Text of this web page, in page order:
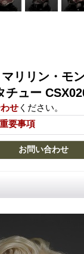
リリン・モ
チュー
せ ください。
要事項